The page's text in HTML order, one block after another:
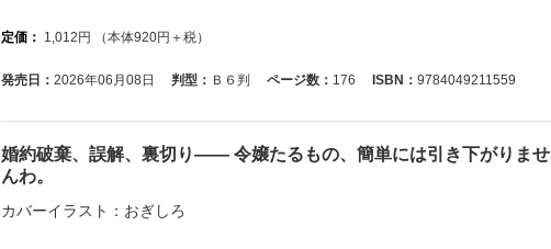
定価： 1,012 円 （本体920円＋税）
発売日： 2026年06月08日 判型： Ｂ６判 ページ数： 176 ISBN： 9784049211559
婚約破棄、誤解、裏切り―― 令嬢たるもの、簡単には引き下がりませ
んわ。
カバーイラスト：おぎしろ